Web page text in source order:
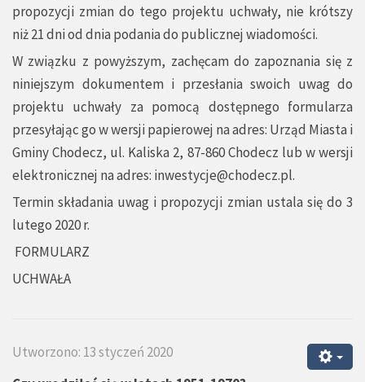
propozycji zmian do tego projektu uchwały, nie krótszy
niż 21 dni od dnia podania do publicznej wiadomości.
W związku z powyższym, zachęcam do zapoznania się z
niniejszym dokumentem i przesłania swoich uwag do
projektu uchwały za pomocą dostępnego formularza
przesyłając go w wersji papierowej na adres: Urząd Miasta i
Gminy Chodecz, ul. Kaliska 2, 87-860 Chodecz lub w wersji
elektronicznej na adres: inwestycje@chodecz.pl.
Termin składania uwag i propozycji zmian ustala się do 3
lutego 2020 r.
FORMULARZ
UCHWAŁA
Utworzono: 13 styczeń 2020